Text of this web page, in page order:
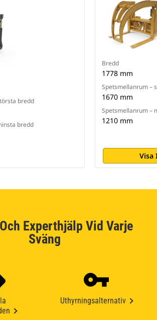
bredd
bredd
Bredd
1778 mm
Spetsmellanrum –
1670 mm
Spetsmellanrum –
1210 mm
Visa
Experthjälp Vid Varje
Sväng
Uthyrningsalternativ